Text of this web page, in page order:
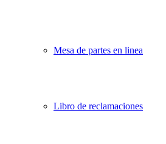
Mesa de partes en linea
Libro de reclamaciones